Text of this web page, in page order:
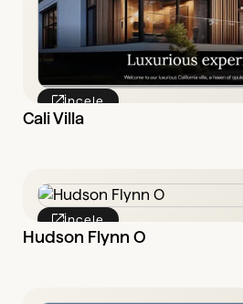
İncele
Cali Villa
İncele
Hudson Flynn O